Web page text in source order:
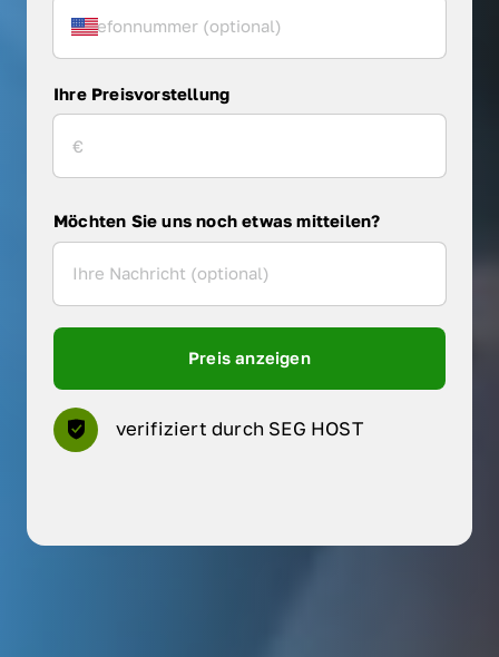
Ihre Preisvorstellung
Möchten Sie uns noch etwas mitteilen?
Preis anzeigen
verifiziert durch SEG HOST